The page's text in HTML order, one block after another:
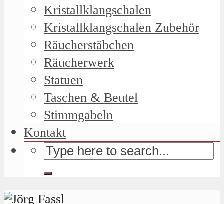
Kristallklangschalen
Kristallklangschalen Zubehör
Räucherstäbchen
Räucherwerk
Statuen
Taschen & Beutel
Stimmgabeln
Kontakt